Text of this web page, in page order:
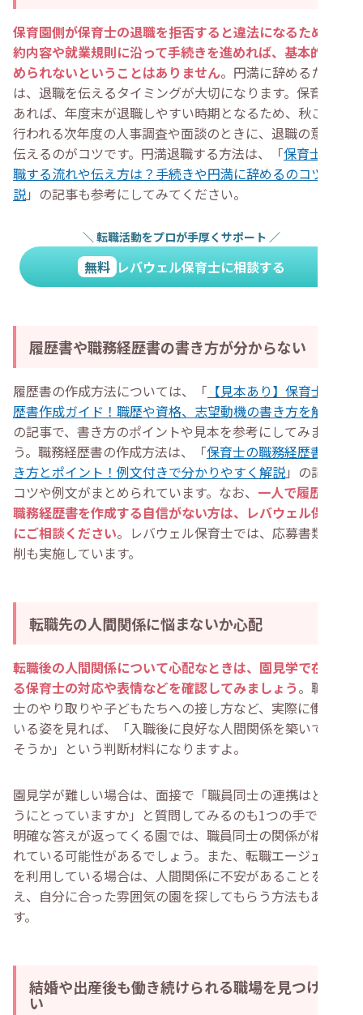
保育園側が保育士の退職を拒否すると違法になるため、契
約内容や就業規則に沿って手続きを進めれば、基本的に辞
められないということはありません。円満に辞めるために
は、退職を伝えるタイミングが大切になります。保育士で
あれば、年度末が退職しやすい時期となるため、秋ごろに
行われる次年度の人事調査や面談のときに、退職の意志を
伝えるのがコツです。円満退職する方法は、「保育士が退
職する流れや伝え方は？手続きや円満に辞めるのコツも解
説」の記事も参考にしてみてください。
＼ 転職活動をプロが手厚くサポート ／
無料 レバウェル保育士に相談する
履歴書や職務経歴書の書き方が分からない
履歴書の作成方法については、「 【見本あり】保育士の履
歴書作成ガイド！職歴や資格、志望動機の書き方を解説
の記事で、書き方のポイントや見本を参考にしてみましょ
う。職務経歴書の作成方法は、「保育士の職務経歴書の書
き方とポイント！例文付きで分かりやすく解説」の記事で
コツや例文がまとめられています。なお、 一人で履歴書や
職務経歴書を作成する自信がない方は、レバウェル保育士
にご相談ください。レバウェル保育士では、応募書類の添
削も実施しています。
転職先の人間関係に悩まないか心配
転職後の人間関係について心配なときは、園見学で在籍す
る保育士の対応や表情などを確認してみましょう。職員同
士のやり取りや子どもたちへの接し方など、実際に働いて
いる姿を見れば、「入職後に良好な人間関係を築いていけ
そうか」という判断材料になりますよ。
園見学が難しい場合は、面接で「職員同士の連携はどのよ
うにとっていますか」と質問してみるのも1つの手です。
明確な答えが返ってくる園では、職員同士の関係が構築さ
れている可能性があるでしょう。また、転職エージェント
を利用している場合は、人間関係に不安があることを伝
え、自分に合った雰囲気の園を探してもらう方法もありま
す。
結婚や出産後も働き続けられる職場を見つけた
い